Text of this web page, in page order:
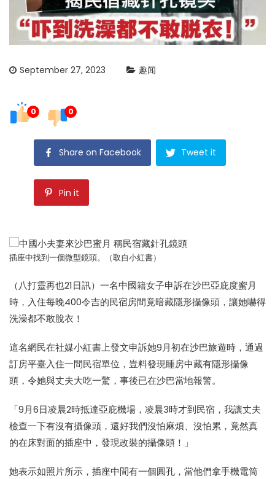
September 27, 2023 趣闻
0 0
Share on Facebook Tweet it
Pin it
插座中找到一個微型鏡頭。（取自小紅書）
（八打靈再也21日訊）一名中國籍女子申訴在沙巴亞庇度蜜月
時，入住每晚400令吉的民宿房間竟暗藏隱形攝像頭，讓她嚇得
洗澡都不敢脫衣！
這名網民在社媒小紅書上發文申訴她9月初在沙巴旅遊時，通過
訂房平臺入住一間民宿單位，豈料發現睡房中藏有隱形攝像
頭，令她與丈夫大吃一驚，事後已在沙巴當地報警。
「9月6日凌晨2時抵達亞庇機場，凌晨3時才到民宿，我讓丈夫
檢查一下有沒有攝像頭，還好我們沒怕麻煩、沒怕累，竟然真
的在床對面的插座中，發現改裝的攝像頭！」
她表示如照片所示，插座中間有一個圓孔，當他們拿手機電筒